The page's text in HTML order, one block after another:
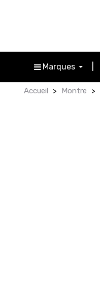
Marques
Accueil Montre